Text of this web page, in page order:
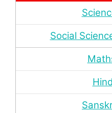
Social Science